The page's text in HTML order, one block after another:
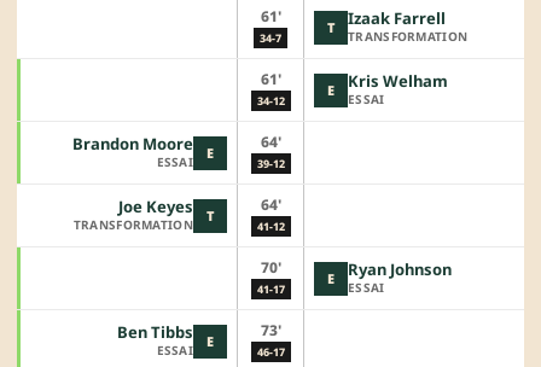
61'
34-7
T Izaak Farrell
TRANSFORMATION
61'
34-12
E Kris Welham
ESSAI
E
Brandon Moore
ESSAI
64'
39-12
T
Joe Keyes
TRANSFORMATION
64'
41-12
70'
41-17
E Ryan Johnson
ESSAI
E
Ben Tibbs
ESSAI
73'
46-17